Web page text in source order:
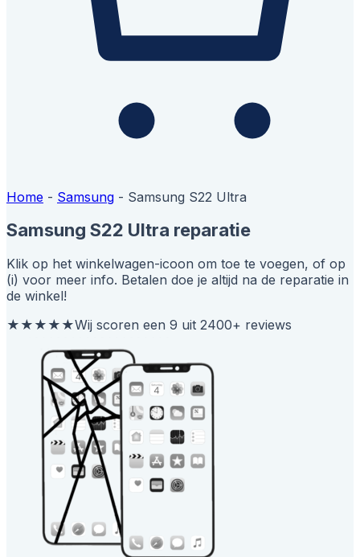
Home - Samsung - Samsung S22 Ultra
Samsung S22 Ultra reparatie
Klik op het winkelwagen-icoon om toe te voegen, of op
(i) voor meer info. Betalen doe je altijd na de reparatie in
de winkel!
★★★★★Wij scoren een 9 uit 2400+ reviews